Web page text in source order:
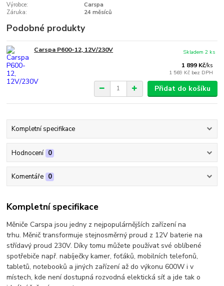
Výrobce:
Carspa
Záruka:
24 měsíců
Podobné produkty
Carspa P600-12, 12V/230V
1 899 Kč/ks
1 569 Kč bez DPH
Skladem 2 ks
Přidat do košíku
Kompletní specifikace
Hodnocení 0
Komentáře 0
Kompletní specifikace
Měniče Carspa jsou jedny z nejpopulárnějších zařízení na
trhu. Měnič transformuje stejnosměrný proud z 12V baterie na
střídavý proud 230V. Díky tomu můžete používat své oblíbené
spotřebiče např. nabíječky kamer, foťáků, mobilních telefonů,
tabletů, notebooků a jiných zařízení až do výkonu 600W i v
místech, kde není dostupná rozvodná elektická síť a jde tak o